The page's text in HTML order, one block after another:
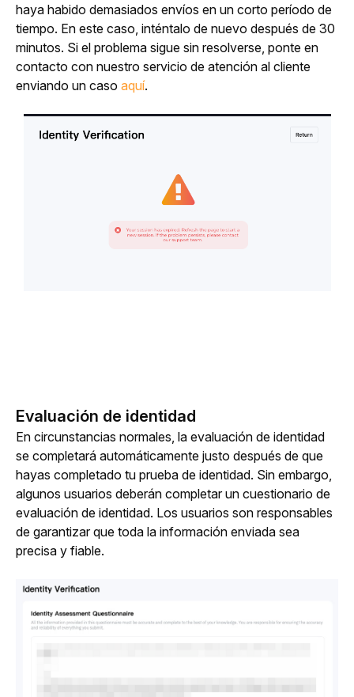
haya habido demasiados envíos en un corto período de
tiempo. En este caso, inténtalo de nuevo después de 30
minutos. Si el problema sigue sin resolverse, ponte en
contacto con nuestro servicio de atención al cliente
enviando un caso aquí.
Evaluación de identidad
En circunstancias normales, la evaluación de identidad
se completará automáticamente justo después de que
hayas completado tu prueba de identidad. Sin embargo,
algunos usuarios deberán completar un cuestionario de
evaluación de identidad. Los usuarios son responsables
de garantizar que toda la información enviada sea
precisa y fiable.